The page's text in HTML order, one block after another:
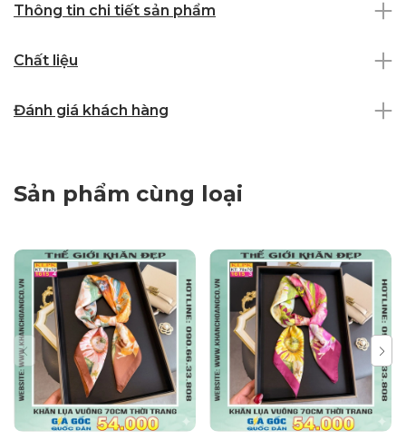
Thông tin chi tiết sản phẩm
Chất liệu
Đánh giá khách hàng
Sản phẩm cùng loại